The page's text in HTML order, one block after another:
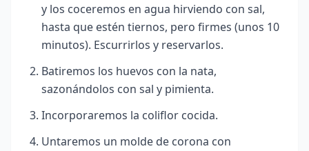
y los coceremos en agua hirviendo con sal,
hasta que estén tiernos, pero firmes (unos 10
minutos). Escurrirlos y reservarlos.
Batiremos los huevos con la nata,
sazonándolos con sal y pimienta.
Incorporaremos la coliflor cocida.
Untaremos un molde de corona con